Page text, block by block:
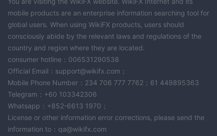
Handelsplattform
Die Handelsplattform von Freedom 24 integriert verschiedene
Funktionen für ein bequemes Handelserlebnis. Die Webplattform
und die mobilen Apps bieten aktuelle Kontoinformationen,
Analysetools und ein leistungsstarkes Handelssystem. Diese
Einrichtung erleichtert die Ausführung verschiedener Arten von
Börsenaufträgen, einschließlich Limit- und Stop-Aufträgen. Die
Plattform ist benutzerfreundlich gestaltet und bietet den
Händlern die notwendigen Ressourcen für erfolgreiche
Investitionen direkt zur Hand.
mobile products are an enterprise information searching tool for
global users. When using WikiFX products, users should
consciously abide by the relevant laws and regulations of the
country and region where they are located.
consumer hotline：006531290538
Official Email：support@wikifx.com；
Mobile Phone Number：234 706 777 7762；61 449895363
Telegram：+60 103342306
Whatsapp：+852-6613 1970；
License or other information error corrections, please send the
information to：qa@wikifx.com